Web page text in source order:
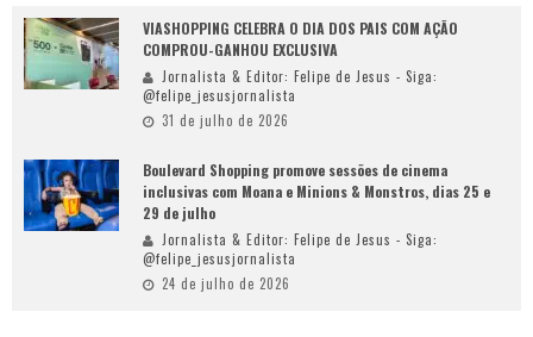
VIASHOPPING CELEBRA O DIA DOS PAIS COM AÇÃO
COMPROU-GANHOU EXCLUSIVA
Jornalista & Editor: Felipe de Jesus - Siga:
@felipe_jesusjornalista
31 de julho de 2026
Boulevard Shopping promove sessões de cinema
inclusivas com Moana e Minions & Monstros, dias 25 e
29 de julho
Jornalista & Editor: Felipe de Jesus - Siga:
@felipe_jesusjornalista
24 de julho de 2026